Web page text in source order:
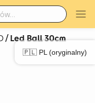
🇵🇱 PL (oryginalny)
/ Led Ball 30cm